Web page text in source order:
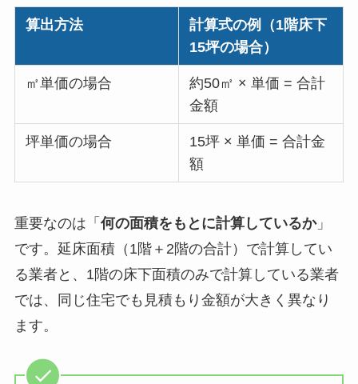
算出方法
計算式の例（1階床下
15坪の場合）
㎡単価の場合
約50㎡ × 単価 = 合計
金額
坪単価の場合
15坪 × 単価 = 合計金
額
重要なのは「 何の面積をもとに計算しているか」
です。延床面積（1階＋2階の合計）で計算してい
る業者と、1階の床下面積のみで計算している業者
では、同じ住宅でも見積もり金額が大きく異なり
ます。